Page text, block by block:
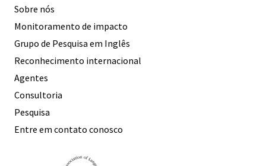
Sobre nós
Monitoramento de impacto
Grupo de Pesquisa em Inglês
Reconhecimento internacional
Agentes
Consultoria
Pesquisa
Entre em contato conosco